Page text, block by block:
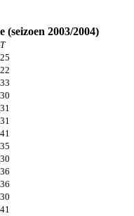
2003/2004)